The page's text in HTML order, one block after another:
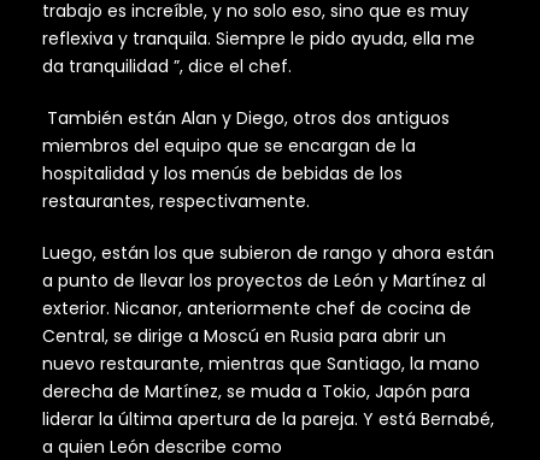
trabajo es increíble, y no solo eso, sino que es muy
reflexiva y tranquila. Siempre le pido ayuda, ella me
da tranquilidad ”, dice el chef.
También están Alan y Diego, otros dos antiguos
miembros del equipo que se encargan de la
hospitalidad y los menús de bebidas de los
restaurantes, respectivamente.
Luego, están los que subieron de rango y ahora están
a punto de llevar los proyectos de León y Martínez al
exterior. Nicanor, anteriormente chef de cocina de
Central, se dirige a Moscú en Rusia para abrir un
nuevo restaurante, mientras que Santiago, la mano
derecha de Martínez, se muda a Tokio, Japón para
liderar la última apertura de la pareja. Y está Bernabé,
a quien León describe como